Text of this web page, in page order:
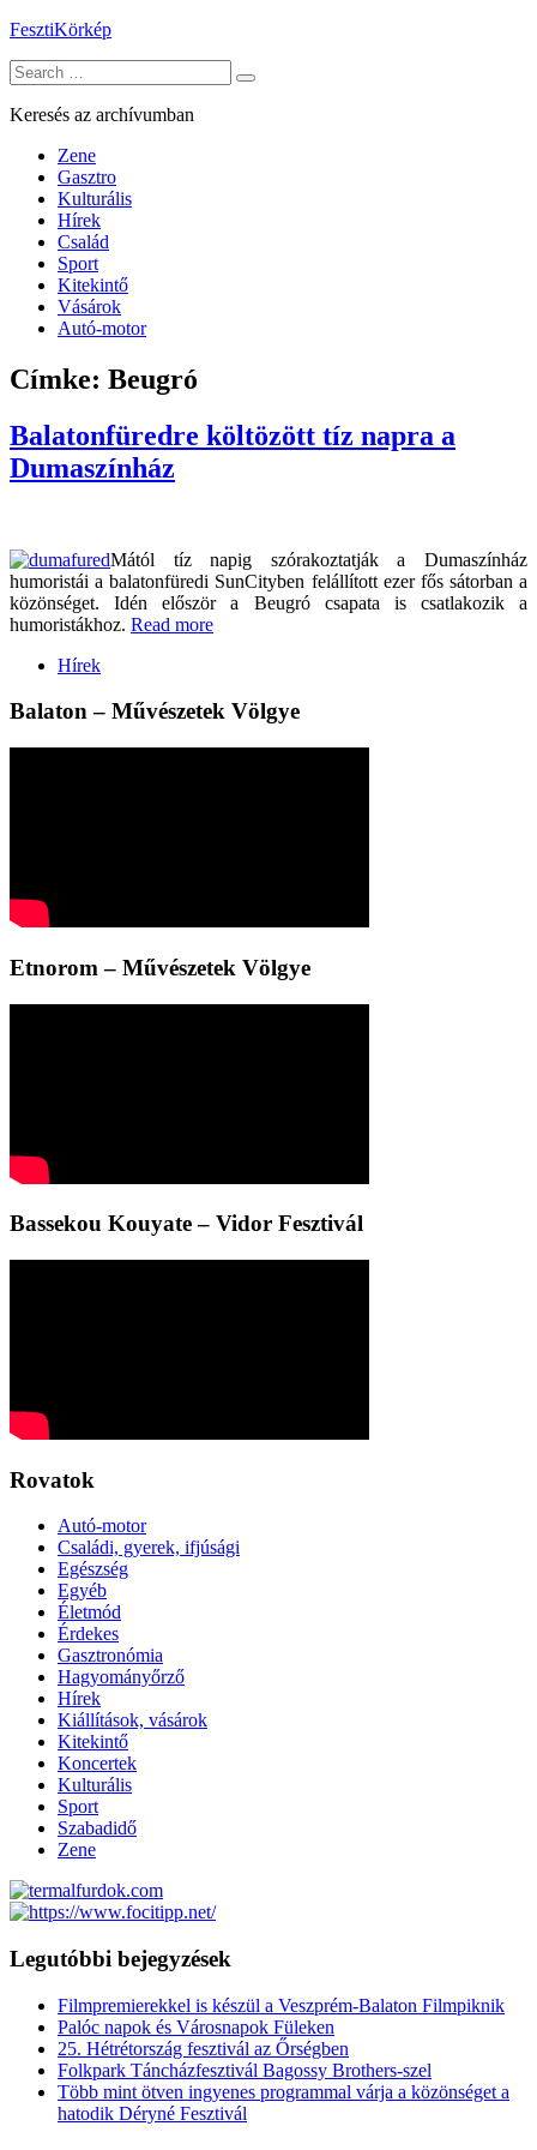
Skip
content
FesztiKörkép
Search
for:
Keresés az archívumban
Zene
Gasztro
Kulturális
Hírek
Család
Sport
Kitekintő
Vásárok
Autó-motor
Címke: Beugró
Balatonfüredre költözött tíz napra a
Dumaszínház
Mától tíz napig szórakoztatják a Dumaszínház
humoristái a balatonfüredi SunCityben felállított ezer fős sátorban a
közönséget. Idén először a Beugró csapata is csatlakozik a
humoristákhoz. Read more
Hírek
Balaton – Művészetek Völgye
Etnorom – Művészetek Völgye
Bassekou Kouyate – Vidor Fesztivál
Rovatok
Autó-motor
Családi, gyerek, ifjúsági
Egészség
Egyéb
Életmód
Érdekes
Gasztronómia
Hagyományőrző
Hírek
Kiállítások, vásárok
Kitekintő
Koncertek
Kulturális
Sport
Szabadidő
Zene
Legutóbbi bejegyzések
Filmpremierekkel is készül a Veszprém-Balaton Filmpiknik
Palóc napok és Városnapok Füleken
25. Hétrétország fesztivál az Őrségben
Folkpark Táncházfesztivál Bagossy Brothers-szel
Több mint ötven ingyenes programmal várja a közönséget a
hatodik Déryné Fesztivál